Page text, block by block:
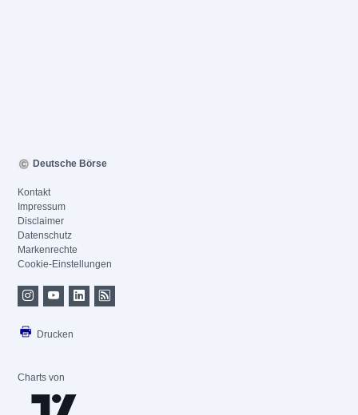
Deutsche Börse
Kontakt
Impressum
Disclaimer
Datenschutz
Markenrechte
Cookie-Einstellungen
Drucken
Charts von